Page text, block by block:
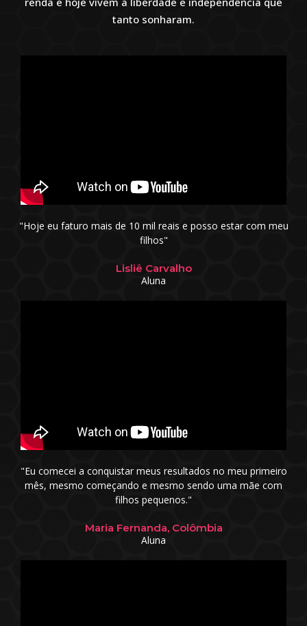
tanto sonharam.
"Hoje eu faturo mais de 10 mil reais e posso estar com meu
filhos"
Lisliê Carvalho
Aluna
"Eu comecei a conquistar meus resultados no meu primeiro
mês, mesmo começando e mesmo sendo uma mãe com
filhos pequenos."
Maria Fernanda, Colômbia
Aluna